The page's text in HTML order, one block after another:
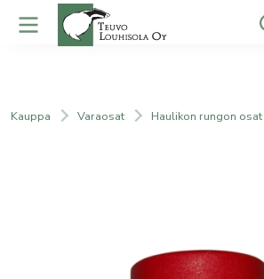
Kauppa Varaosat Haulikon rungon osat